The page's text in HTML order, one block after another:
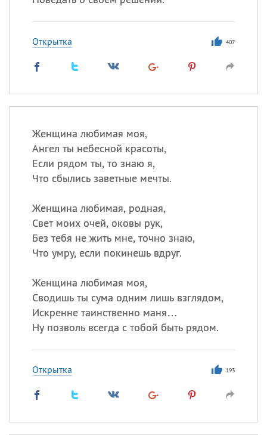
Открытка 407
Женщина любимая моя,
Ангел ты небесной красоты,
Если рядом ты, то знаю я,
Что сбылись заветные мечты.
Женщина любимая, родная,
Свет моих очей, оковы рук,
Без тебя не жить мне, точно знаю,
Что умру, если покинешь вдруг.
Женщина любимая моя,
Сводишь ты сума одним лишь взглядом,
Искренне таинственно маня…
Ну позволь всегда с тобой быть рядом.
Открытка 193